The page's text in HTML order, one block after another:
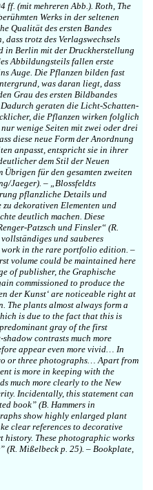
ff. (mit mehreren Abb.). Roth, The
Werks in der seltenen
Qualität des ersten Bandes
trotz des Verlagswechsels
in Berlin mit der Druckherstellung
Abbildungsteils fallen erste
Auge. Die Pflanzen bilden fast
was daran liegt, dass
Grau des ersten Bildbandes
geraten die Licht-Schatten-
die Pflanzen wirken folglich
wenige Seiten mit zwei oder drei
diese neue Form der Anordnung
anpasst, entspricht sie in ihrer
dem Stil der Neuen
für den gesamten zweiten
Jaeger). – „Blossfeldts
pflanzliche Details und
dekorativen Elementen und
deutlich machen. Diese
Patzsch und Finsler“ (R.
und sauberes
in the rare portfolio edition. –
volume could be maintained here
of publisher, the Graphische
commissioned to produce the
der Kunst‘ are noticeable right at
The plants almost always form a
is due to the fact that this is
gray of the first
contrasts much more
appear even more vivid… In
or three photographs… Apart from
is more in keeping with the
much more clearly to the New
Incidentally, this statement can
book” (B. Hammers in
show highly enlarged plant
clear references to decorative
history. These photographic works
(R. Mißelbeck p. 25). – Bookplate,